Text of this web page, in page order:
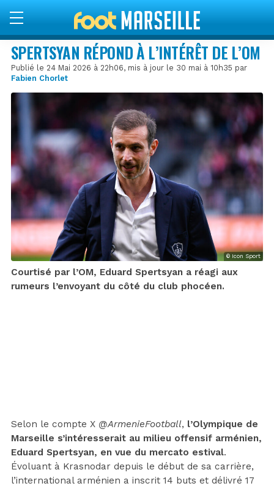
SPERTSYAN RÉPOND À L’INTÉRÊT DE L’OM
Publié le 24 Mai 2026 à 22h06, mis à jour le 30 mai à 10h35 par
Fabien Chorlet
© Icon Sport
Courtisé par l’OM, Eduard Spertsyan a réagi aux
rumeurs l’envoyant du côté du club phocéen.
Selon le compte X @ArmenieFootball, l’Olympique de
Marseille s’intéresserait au milieu offensif arménien,
Eduard Spertsyan, en vue du mercato estival.
Évoluant à Krasnodar depuis le début de sa carrière,
l’international arménien a inscrit 14 buts et délivré 17